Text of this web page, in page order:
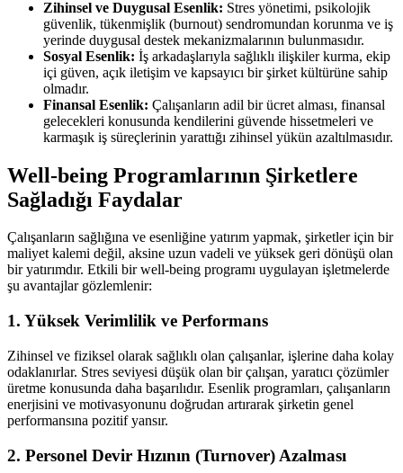
Zihinsel ve Duygusal Esenlik: Stres yönetimi, psikolojik
güvenlik, tükenmişlik (burnout) sendromundan korunma ve iş
yerinde duygusal destek mekanizmalarının bulunmasıdır.
Sosyal Esenlik: İş arkadaşlarıyla sağlıklı ilişkiler kurma, ekip
içi güven, açık iletişim ve kapsayıcı bir şirket kültürüne sahip
olmadır.
Finansal Esenlik: Çalışanların adil bir ücret alması, finansal
gelecekleri konusunda kendilerini güvende hissetmeleri ve
karmaşık iş süreçlerinin yarattığı zihinsel yükün azaltılmasıdır.
Well-being Programlarının Şirketlere
Sağladığı Faydalar
Çalışanların sağlığına ve esenliğine yatırım yapmak, şirketler için bir
maliyet kalemi değil, aksine uzun vadeli ve yüksek geri dönüşü olan
bir yatırımdır. Etkili bir well-being programı uygulayan işletmelerde
şu avantajlar gözlemlenir:
1. Yüksek Verimlilik ve Performans
Zihinsel ve fiziksel olarak sağlıklı olan çalışanlar, işlerine daha kolay
odaklanırlar. Stres seviyesi düşük olan bir çalışan, yaratıcı çözümler
üretme konusunda daha başarılıdır. Esenlik programları, çalışanların
enerjisini ve motivasyonunu doğrudan artırarak şirketin genel
performansına pozitif yansır.
2. Personel Devir Hızının (Turnover) Azalması